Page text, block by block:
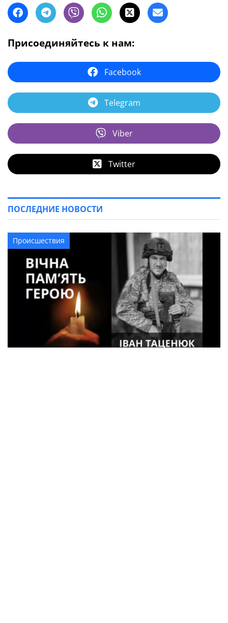
Присоединяйтесь к нам:
Facebook
Telegram
Viber
Twitter
ПОСЛЕДНИЕ НОВОСТИ
Происшествия